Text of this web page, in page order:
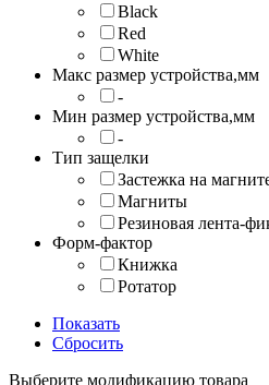
Black
Red
White
Макс размер устройства,мм
-
Мин размер устройства,мм
-
Тип защелки
Застежка на
Магниты
Резиновая лента-
Форм-фактор
Книжка
Ротатор
Показать
Сбросить
Выберите модификацию товара